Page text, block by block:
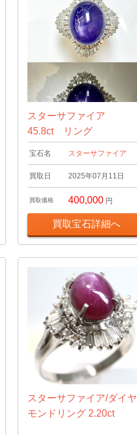
スターサファイア
45.8ct リング
宝石名 スターサファイア
買取日 2025年07月11日
買取価格 400,000 円
買取宝石詳細へ
スターサファイア/ダイヤ
モンドリング 2.20ct